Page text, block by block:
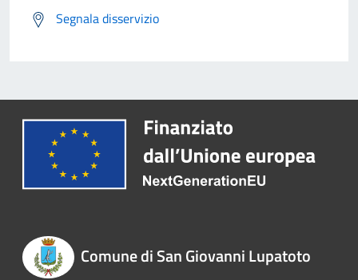
Segnala disservizio
Comune di San Giovanni Lupatoto